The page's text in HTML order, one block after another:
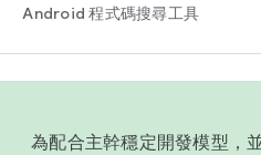
Android 程式碼搜尋工具
為配合主幹穩定開發模型，